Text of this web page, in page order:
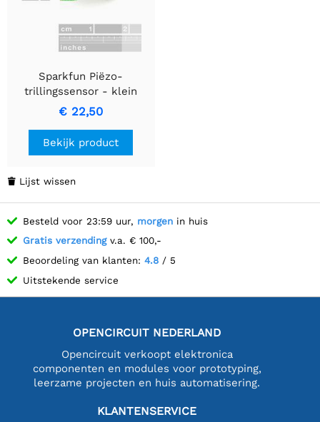
Sparkfun Piëzo-
trillingssensor - klein
horizontaal
€ 22,50
Bekijk product
 Lijst wissen
Besteld voor 23:59 uur, morgen in huis
Gratis verzendingv.a. € 100,-
Beoordeling van klanten: 4.8 / 5
Uitstekende service
OPENCIRCUIT NEDERLAND
Opencircuit verkoopt elektronica
componenten en modules voor prototyping,
leerzame projecten en huis automatisering.
KLANTENSERVICE